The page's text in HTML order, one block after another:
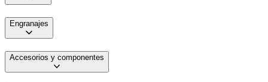
Engranajes
Accesorios y componentes